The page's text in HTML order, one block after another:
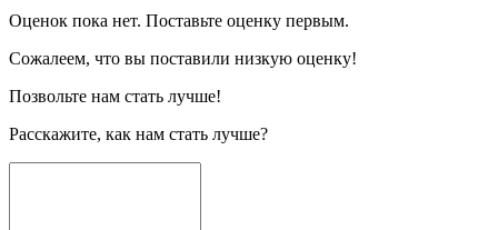
Оценок пока нет. Поставьте оценку первым.
Сожалеем, что вы поставили низкую оценку!
Позвольте нам стать лучше!
Расскажите, как нам стать лучше?